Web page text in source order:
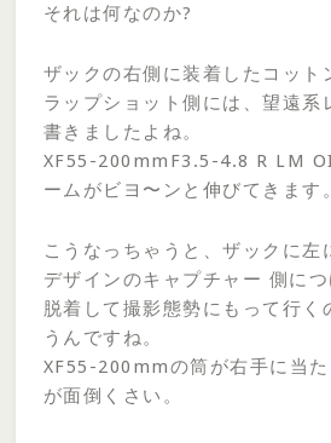
それは何なのか?
ザックの右側に装着したコット
ラップショット側には、望遠系
書きましたよね。
XF55-200mmF3.5-4.8 R LM
ームがビヨ〜ンと伸びてきます。
こうなっちゃうと、ザックに左
デザインのキャプチャー 側に
脱着して撮影態勢にもって行く
うんですね。
XF55-200mmの筒が右手に当
が面倒くさい。